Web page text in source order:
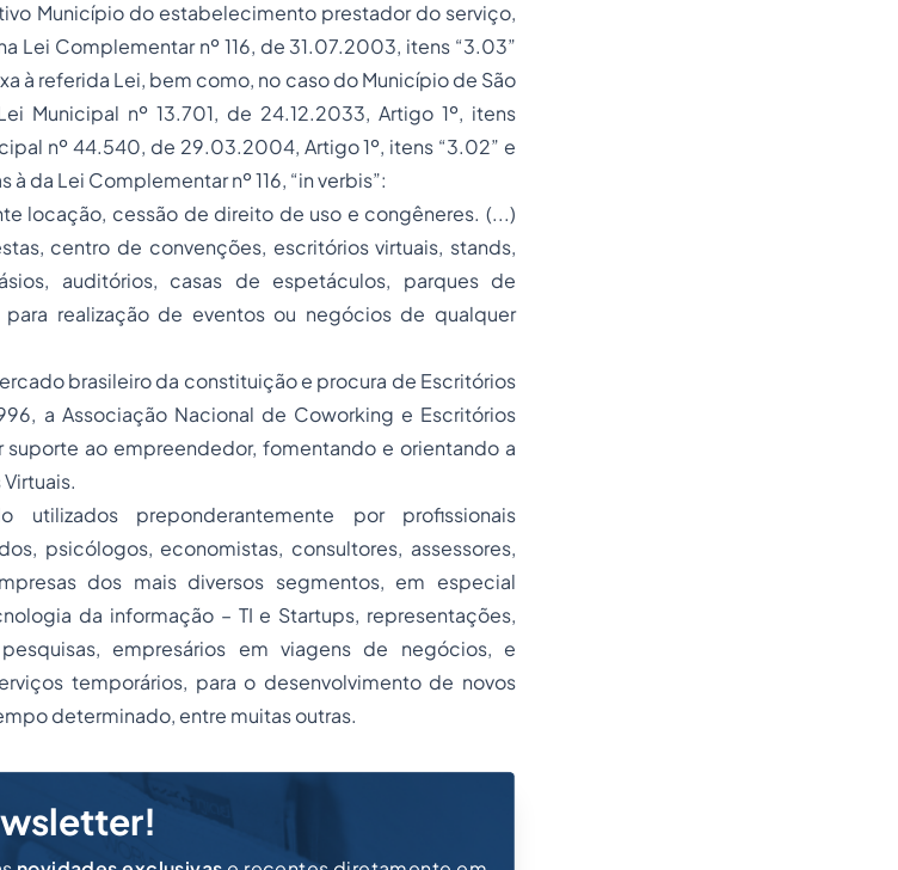
Município do estabelecimento prestador do serviço,
Lei Complementar nº 116, de 31.07.2003, itens “3.03”
à referida Lei, bem como, no caso do Município de São
Municipal nº 13.701, de 24.12.2033, Artigo 1º, itens
nº 44.540, de 29.03.2004, Artigo 1º, itens “3.02” e
da Lei Complementar nº 116, “in verbis”:
locação, cessão de direito de uso e congêneres. (...)
centro de convenções, escritórios virtuais, stands,
auditórios, casas de espetáculos, parques de
realização de eventos ou negócios de qualquer
brasileiro da constituição e procura de Escritórios
a Associação Nacional de Coworking e Escritórios
suporte ao empreendedor, fomentando e orientando a
preponderantemente por profissionais
psicólogos, economistas, consultores, assessores,
dos mais diversos segmentos, em especial
da informação – TI e Startups, representações,
empresários em viagens de negócios, e
temporários, para o desenvolvimento de novos
determinado, entre muitas outras.